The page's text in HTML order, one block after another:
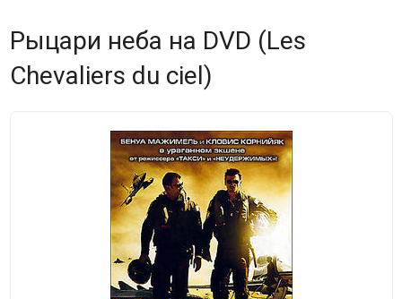
Рыцари неба на DVD (Les
Chevaliers du ciel)